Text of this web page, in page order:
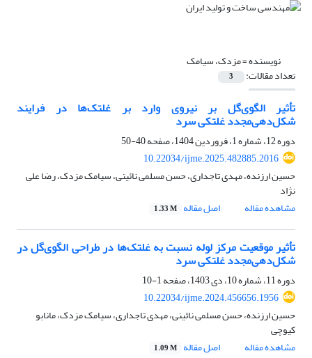
نویسنده =مزدک، سیامک
تعداد مقالات: 3
تأثیر الگوی‌گل بر نیروی وارد بر غلتک‌ها در فرایند
شکل‌دهی‌مجدد غلتکی سرد
دوره 12، شماره 1، فروردین 1404، صفحه
40-50
10.22034/ijme.2025.482885.2016
حسین ارزنده، مهدی تاجداری، حسن مسلمی نائینی، سیامک مزدک، رضا علی
نژاد
مشاهده مقاله
اصل مقاله 1.33 M
تأثیر موقعیت مرکز لوله نسبت به غلتک‌ها در طراحی الگوی‌گل در
شکل‌دهی‌مجدد غلتکی سرد
دوره 11، شماره 10، دی 1403، صفحه
1-10
10.22034/ijme.2024.456656.1956
حسین ارزنده، حسن مسلمی نائینی، مهدی تاجداری، سیامک مزدک، مانابو
کیوچی
مشاهده مقاله
اصل مقاله 1.09 M